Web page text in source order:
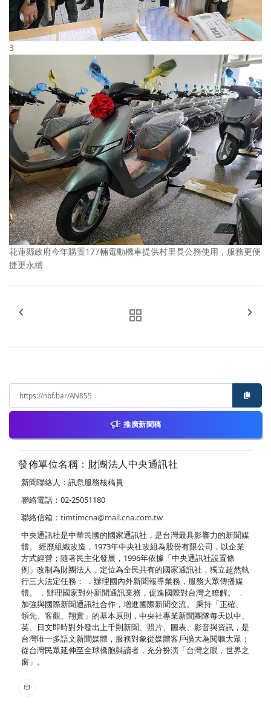
3
花蓮縣政府今年購置177輛電動機車提供村里長公務使用，服務更便
捷更永續
推廣新聞稿
發佈單位名稱：財團法人中央通訊社
新聞聯絡人：訊息服務核稿員
聯絡電話：02-25051180
聯絡信箱： timtimcna@mail.cna.com.tw
中央通訊社是中華民國的國家通訊社，是台灣最具影響力的新聞媒
體。 經歷組織改造，1973年中央社改組為股份有限公司，以企業
方式經營；隨著民主化發展，1996年依據「中央通訊社設置條
例」改制為財團法人，定位為全民共有的國家通訊社，獨立超然執
行三大法定任務： ．辦理國內外新聞報導業務，服務大眾傳播媒
體。 ．辦理國家對外新聞通訊業務，促進國際對台灣之瞭解。 ．
加強與國際新聞通訊社合作，增進國際新聞交流。 秉持「正確、
領先、客觀、翔實」的基本原則，中央社專業新聞團隊每天以中、
英、日文即時對外發出上千則新聞、照片、圖表、影音與資訊，是
台灣唯一多語文新聞媒體，服務對象從媒體客戶擴大為閱聽大眾；
從台灣民眾延伸至全球僑胞與讀者，充分扮演「台灣之眼，世界之
窗」。